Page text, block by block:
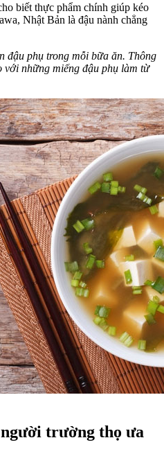
biết thực phẩm chính giúp kéo
Nhật Bản là đậu nành chẳng
đậu phụ trong mỗi bữa ăn. Thông
với những miếng đậu phụ làm từ
trường thọ ưa